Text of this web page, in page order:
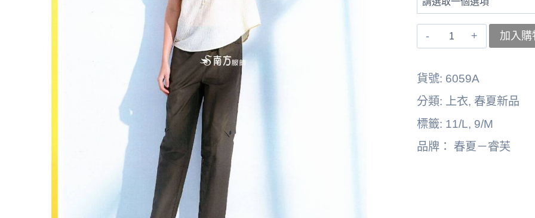
〚睿
6262164-
6059A
數
加入購
貨號: 6059A
分類:
上衣, 春夏新品
標籤: 11/L, 9/M
品牌： 春夏－睿芙